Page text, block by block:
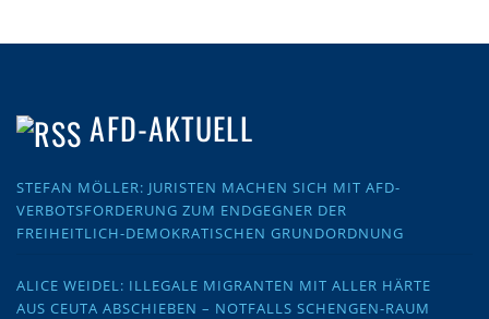
AFD-AKTUELL
STEFAN MÖLLER: JURISTEN MACHEN SICH MIT AFD-
VERBOTSFORDERUNG ZUM ENDGEGNER DER
FREIHEITLICH-DEMOKRATISCHEN GRUNDORDNUNG
ALICE WEIDEL: ILLEGALE MIGRANTEN MIT ALLER HÄRTE
AUS CEUTA ABSCHIEBEN – NOTFALLS SCHENGEN-RAUM